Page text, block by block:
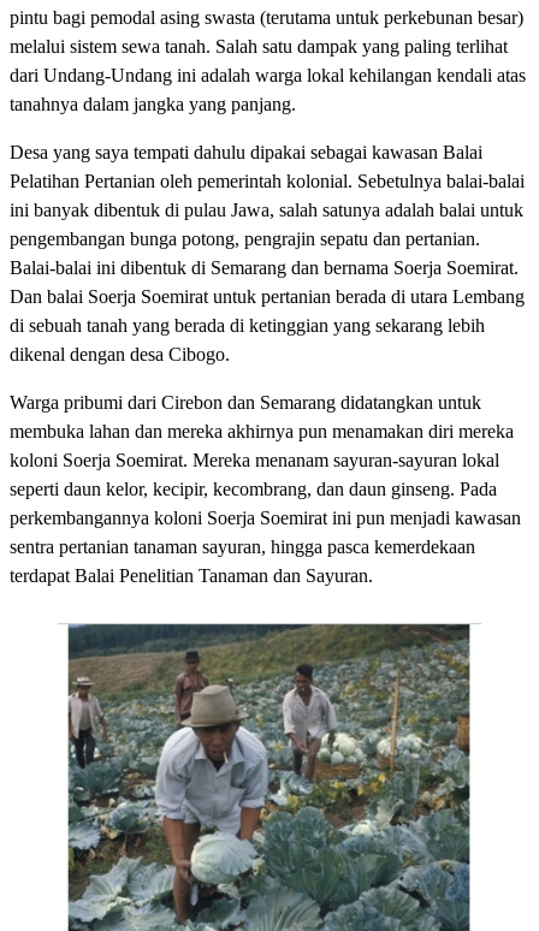
pintu bagi pemodal asing swasta (terutama untuk perkebunan besar)
melalui sistem sewa tanah. Salah satu dampak yang paling terlihat
dari Undang-Undang ini adalah warga lokal kehilangan kendali atas
tanahnya dalam jangka yang panjang.
Desa yang saya tempati dahulu dipakai sebagai kawasan Balai
Pelatihan Pertanian oleh pemerintah kolonial. Sebetulnya balai-balai
ini banyak dibentuk di pulau Jawa, salah satunya adalah balai untuk
pengembangan bunga potong, pengrajin sepatu dan pertanian.
Balai-balai ini dibentuk di Semarang dan bernama Soerja Soemirat.
Dan balai Soerja Soemirat untuk pertanian berada di utara Lembang
di sebuah tanah yang berada di ketinggian yang sekarang lebih
dikenal dengan desa Cibogo.
Warga pribumi dari Cirebon dan Semarang didatangkan untuk
membuka lahan dan mereka akhirnya pun menamakan diri mereka
koloni Soerja Soemirat. Mereka menanam sayuran-sayuran lokal
seperti daun kelor, kecipir, kecombrang, dan daun ginseng. Pada
perkembangannya koloni Soerja Soemirat ini pun menjadi kawasan
sentra pertanian tanaman sayuran, hingga pasca kemerdekaan
terdapat Balai Penelitian Tanaman dan Sayuran.